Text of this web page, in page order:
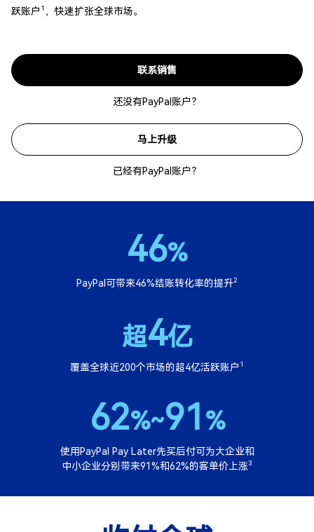
跃账户 1 ，快速扩张全球市场。
联系销售
还没有PayPal账户？
马上升级
已经有PayPal账户？
46%
PayPal可带来46%结账转化率的提升2
超4亿
覆盖全球近200个市场的超4亿活跃账户 1
62%~91 %
使用PayPal Pay Later先买后付可为大企业和
中小企业分别带来91%和62%的客单价上涨3